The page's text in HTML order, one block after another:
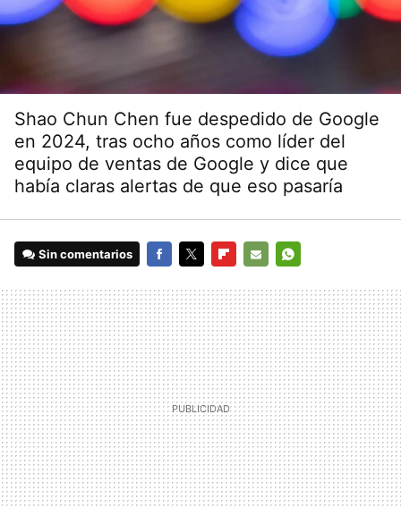
Shao Chun Chen fue despedido de Google
en 2024, tras ocho años como líder del
equipo de ventas de Google y dice que
había claras alertas de que eso pasaría
Sin comentarios
MAIL